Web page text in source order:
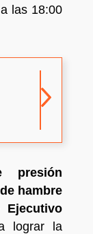
las 18:00
presión
hambre
lograr la